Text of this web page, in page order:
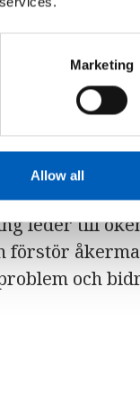
Marketing
Allow all
många
flodstranden
byggnader.
är
leder till
förstör
och